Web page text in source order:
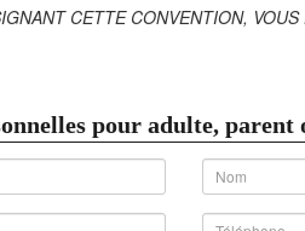
CETTE CONVENTION,
pour adulte, parent